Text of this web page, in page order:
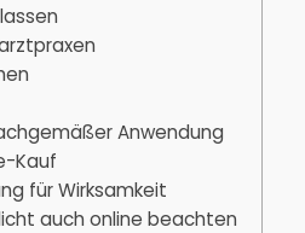
Anwendung
Kauf
für Wirksamkeit
auch online beachten